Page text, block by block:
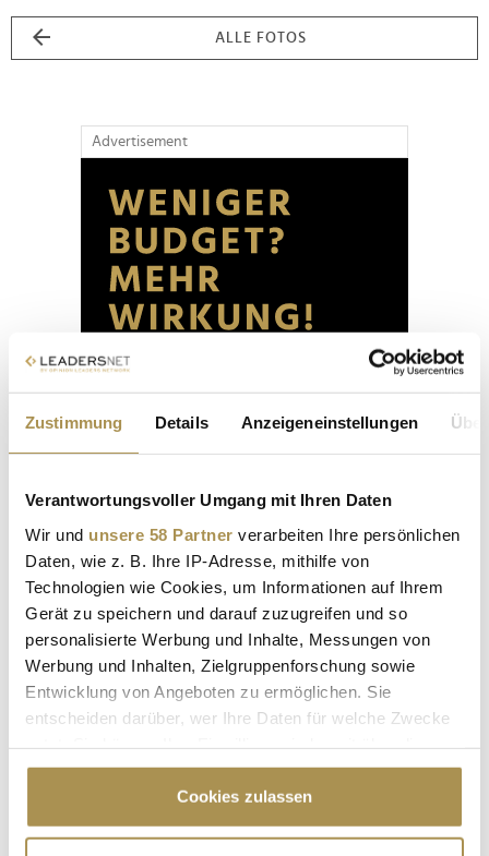
Zustimmung Details Anzeigeneinstellungen
Verantwortungsvoller Umgang mit Ihren Daten
Wir und unsere 58 Partner verarbeiten Ihre persönlichen
Daten, wie z. B. Ihre IP-Adresse, mithilfe von
Technologien wie Cookies, um Informationen auf Ihrem
Gerät zu speichern und darauf zuzugreifen und so
personalisierte Werbung und Inhalte, Messungen von
Werbung und Inhalten, Zielgruppenforschung sowie
Entwicklung von Angeboten zu ermöglichen. Sie
entscheiden darüber, wer Ihre Daten für welche Zwecke
Cookie-Erklärung oder durch Klicken auf das Privacy
Trigger Symbol ändern oder widerrufen
Cookies zulassen
ALLE FOTOS
Advertisement